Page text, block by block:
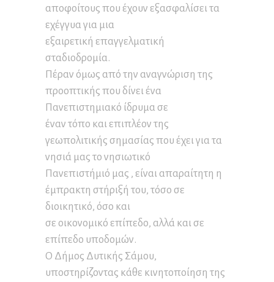
αποφοίτους που έχουν εξασφαλίσει τα
εχέγγυα για μια
εξαιρετική επαγγελματική
σταδιοδρομία.
Πέραν όμως από την αναγνώριση της
προοπτικής που δίνει ένα
Πανεπιστημιακό ίδρυμα σε
έναν τόπο και επιπλέον της
γεωπολιτικής σημασίας που έχει για τα
νησιά μας το νησιωτικό
Πανεπιστήμιό μας , είναι απαραίτητη η
έμπρακτη στήριξή του, τόσο σε
διοικητικό, όσο και
σε οικονομικό επίπεδο, αλλά και σε
επίπεδο υποδομών.
Ο Δήμος Δυτικής Σάμου,
υποστηρίζοντας κάθε κινητοποίηση της